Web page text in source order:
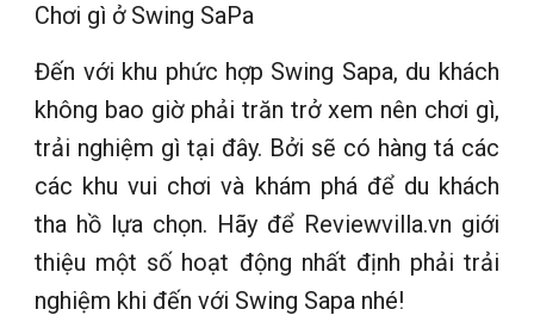
Chơi gì ở Swing SaPa
Đến với khu phức hợp Swing Sapa, du khách
không bao giờ phải trăn trở xem nên chơi gì,
trải nghiệm gì tại đây. Bởi sẽ có hàng tá các
các khu vui chơi và khám phá để du khách
tha hồ lựa chọn. Hãy để Reviewvilla.vn giới
thiệu một số hoạt động nhất định phải trải
nghiệm khi đến với Swing Sapa nhé!